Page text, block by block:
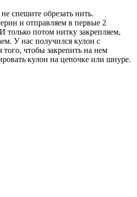
спешите обрезать нить.
и отправляем в первые 2
только потом нитку закрепляем,
У нас получился кулон с
того, чтобы закрепить на нем
кулон на цепочке или шнуре.